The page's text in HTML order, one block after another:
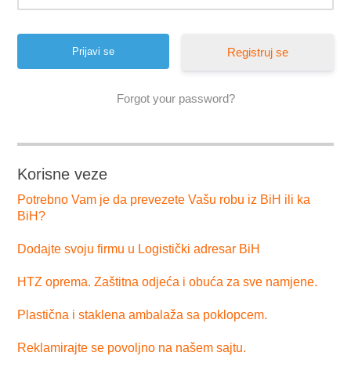
Registruj se
Forgot your password?
Korisne veze
Potrebno Vam je da prevezete Vašu robu iz BiH ili ka
BiH?
Dodajte svoju firmu u Logistički adresar BiH
HTZ oprema. Zaštitna odjeća i obuća za sve namjene.
Plastična i staklena ambalaža sa poklopcem.
Reklamirajte se povoljno na našem sajtu.